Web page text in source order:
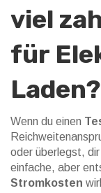
viel
für
Laden?
Wenn du einen
oder überlegst,
einfache, aber
Stromkosten